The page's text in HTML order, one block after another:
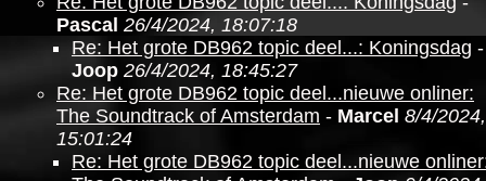
Pascal 26/4/2024, 18:07:18
Re: Het grote DB962 topic deel...: Koningsdag -
Joop 26/4/2024, 18:45:27
Re: Het grote DB962 topic deel...nieuwe onliner:
The Soundtrack of Amsterdam - Marcel 8/4/2024,
15:01:24
Re: Het grote DB962 topic deel...nieuwe